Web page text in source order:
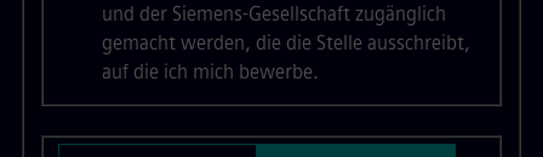
und der Siemens-Gesellschaft zugänglich
gemacht werden, die die Stelle ausschreibt,
auf die ich mich bewerbe.